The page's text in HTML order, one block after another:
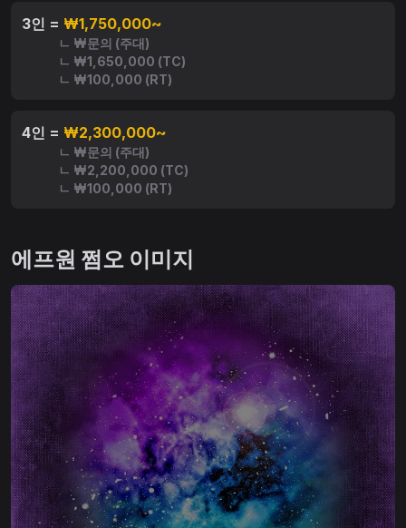
3인 = ₩1,750,000~
ㄴ ₩문의 (주대)
ㄴ ₩1,650,000 (TC)
ㄴ ₩100,000 (RT)
4인 = ₩2,300,000~
ㄴ ₩문의 (주대)
ㄴ ₩2,200,000 (TC)
ㄴ ₩100,000 (RT)
에프원 쩜오 이미지